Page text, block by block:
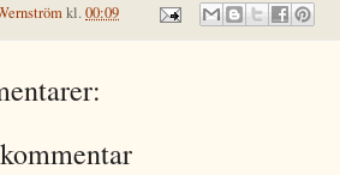
kl. 00:09